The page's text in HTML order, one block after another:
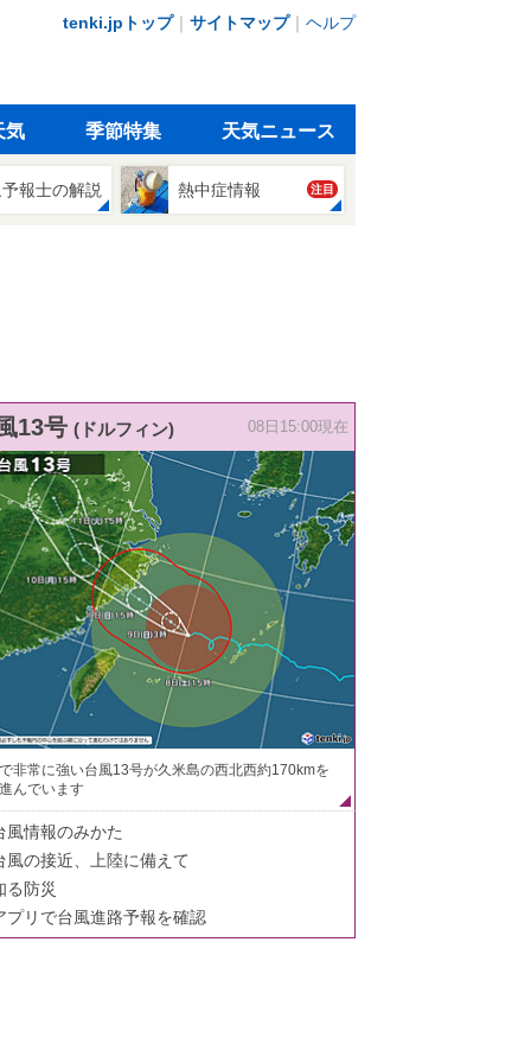
tenki.jpトップ｜ サイトマップ｜ ヘルプ
気 季節特集 天気ニュース
報士の解説 熱中症情報 注目
13号 (ドルフィン) 08日15:00現在
非常に強い台風13号が久米島の西北西約170kmを
んでいます
風情報のみかた
風の接近、上陸に備えて
る防災
プリで台風進路予報を確認